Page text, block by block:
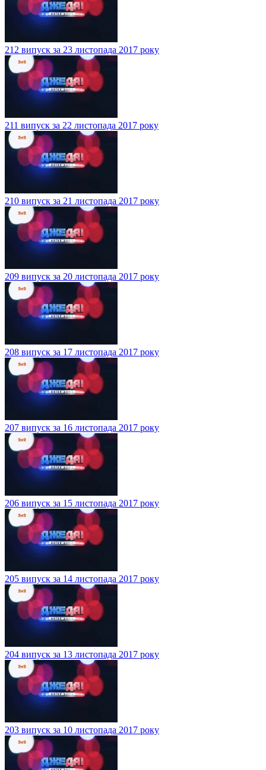
212 випуск за 23 листопада 2017 року
211 випуск за 22 листопада 2017 року
210 випуск за 21 листопада 2017 року
209 випуск за 20 листопада 2017 року
208 випуск за 17 листопада 2017 року
207 випуск за 16 листопада 2017 року
206 випуск за 15 листопада 2017 року
205 випуск за 14 листопада 2017 року
204 випуск за 13 листопада 2017 року
203 випуск за 10 листопада 2017 року